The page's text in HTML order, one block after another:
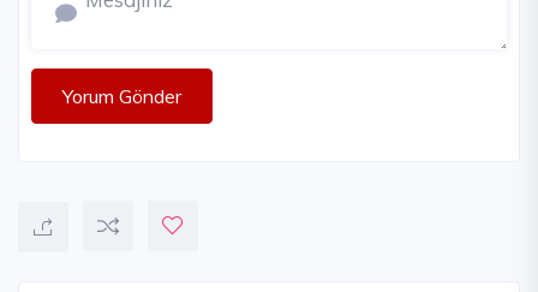
Yorum Gönder